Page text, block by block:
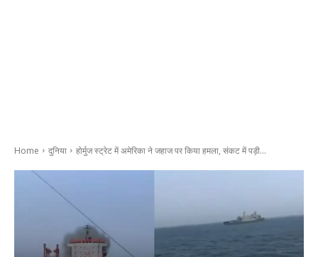
Home दुनिया होर्मुज स्ट्रेट में अमेरिका ने जहाज पर किया हमला, संकट में पड़ी...